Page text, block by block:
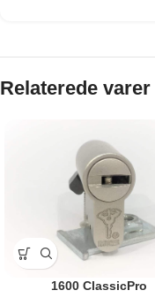
Relaterede varer
1600 ClassicPro